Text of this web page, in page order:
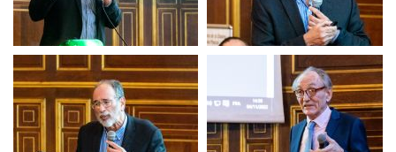
Clôture chaire Clôture chaire